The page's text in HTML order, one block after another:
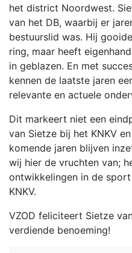
het district Noordwest.
van het DB, waarbij er
bestuurslid was. Hij
ring, maar heeft
in geblazen. En met
kennen de laatste jaren
relevante en actuele
Dit markeert niet een
van Sietze bij het KNKV
komende jaren blijven
wij hier de vruchten van;
ontwikkelingen in de
KNKV.
VZOD feliciteert Sietze
verdiende benoeming!